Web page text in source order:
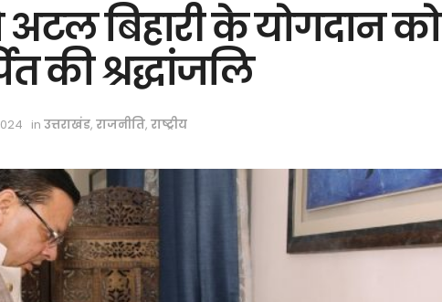
बिहारी के योगदान को
की श्रद्धांजलि
in उत्तराखंड, राजनीति, राष्ट्रीय